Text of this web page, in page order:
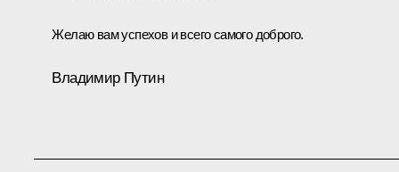
Желаю вам успехов и всего самого доброго.
Владимир Путин